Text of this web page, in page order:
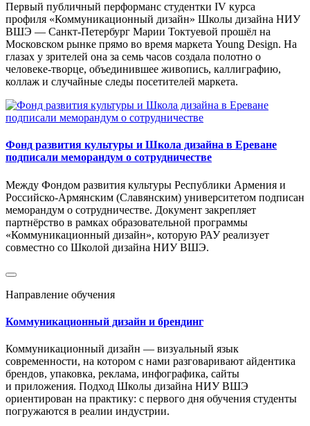
Первый публичный перформанс студентки IV курса
профиля «Коммуникационный дизайн» Школы дизайна НИУ
ВШЭ — Санкт-Петербург Марии Токтуевой прошёл на
Московском рынке прямо во время маркета Young Design. На
глазах у зрителей она за семь часов создала полотно о
человеке-творце, объединившее живопись, каллиграфию,
коллаж и случайные следы посетителей маркета.
Фонд развития культуры и Школа дизайна в Ереване
подписали меморандум о сотрудничестве
Между Фондом развития культуры Республики Армения и
Российско-Армянским (Славянским) университетом подписан
меморандум о сотрудничестве. Документ закрепляет
партнёрство в рамках образовательной программы
«Коммуникационный дизайн», которую РАУ реализует
совместно со Школой дизайна НИУ ВШЭ.
Направление обучения
Коммуникационный дизайн и брендинг
Коммуникационный дизайн — визуальный язык
современности, на котором с нами разговаривают айдентика
брендов, упаковка, реклама, инфографика, сайты
и приложения. Подход Школы дизайна НИУ ВШЭ
ориентирован на практику: с первого дня обучения студенты
погружаются в реалии индустрии.